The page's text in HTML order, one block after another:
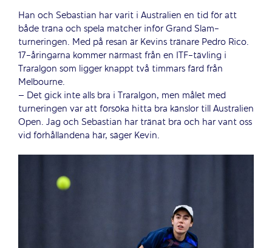
Han och Sebastian har varit i Australien en tid för att
både träna och spela matcher inför Grand Slam-
turneringen. Med på resan är Kevins tränare Pedro Rico.
17-åringarna kommer närmast från en ITF-tävling i
Traralgon som ligger knappt två timmars färd från
Melbourne.
– Det gick inte alls bra i Traralgon, men målet med
turneringen var att försöka hitta bra känslor till Australien
Open. Jag och Sebastian har tränat bra och har vant oss
vid förhållandena här, säger Kevin.